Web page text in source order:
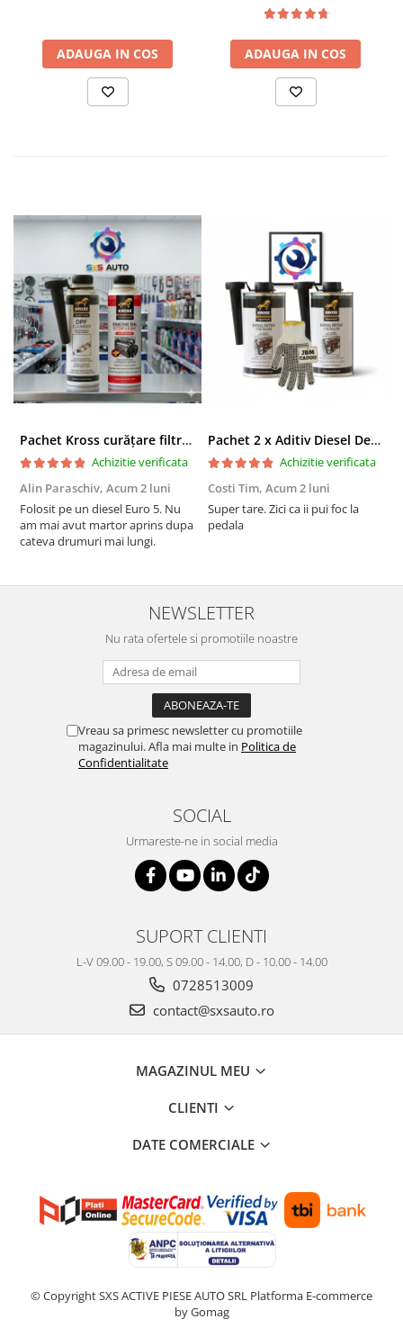
ADAUGA IN COS ADAUGA IN COS
Pachet Kross curățare filtru particule DPF și etanșare ulei 250 ml + 250 ml
Achizitie verificata
Alin Paraschiv, Acum 2 luni
Folosit pe un diesel Euro 5. Nu
am mai avut martor aprins dupa
cateva drumuri mai lungi.
Pachet 2 x Aditiv Diesel Detox Premium Kross - Curățare Completă, +5 Puncte Cetanic & Protecție DPF/EGR
Achizitie verificata
Costi Tim, Acum 2 luni
Super tare. Zici ca ii pui foc la
pedala
NEWSLETTER
Nu rata ofertele si promotiile noastre
Vreau sa primesc newsletter cu promotiile
magazinului. Afla mai multe in Politica de
Confidentialitate
SOCIAL
Urmareste-ne in social media
SUPORT CLIENTI
L-V 09.00 - 19.00, S 09.00 - 14.00, D - 10.00 - 14.00
0728513009
contact@sxsauto.ro
MAGAZINUL MEU
CLIENTI
DATE COMERCIALE
© Copyright SXS ACTIVE PIESE AUTO SRL Platforma E-commerce
by Gomag